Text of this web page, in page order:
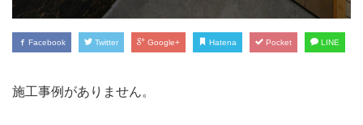
Facebook Twitter Google+ Hatena Pocket LINE
施工事例がありません。